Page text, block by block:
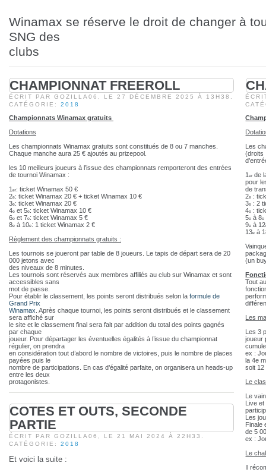
Winamax se réserve le droit de changer à
SNG des
clubs
CHAMPIONNAT FREEROLL
ÉCRIT PAR GOZILLA06, LE 27 DÉCEMBRE 2025 À 13H38.
CATÉGORIE: 2018
Championnats Winamax gratuits
Dotations
Les championnats Winamax gratuits sont constitués de 8 ou 7 manches.
Chaque manche aura 25 € ajoutés au prizepool.
les 10 meilleurs joueurs à l’issue des championnats remporteront des entrées
de tournoi Winamax :
1 er: ticket Winamax 50 €
2e: ticket Winamax 20 € + ticket Winamax 10 €
3e: ticket Winamax 20 €
4e et 5e: ticket Winamax 10 €
6e et 7e: ticket Winamax 5 €
8e à 10e: 1 ticket Winamax 2 €
Règlement des championnats gratuits :
Les tournois se joueront par table de 8 joueurs. Le tapis de départ sera de 20
000 jetons avec
des niveaux de 8 minutes.
Les tournois sont réservés aux membres affiliés au club sur Winamax et sont
accessibles sans
mot de passe.
Pour établir le classement, les points seront distribués selon la formule de
Grand Prix
Winamax . Après chaque tournoi, les points seront distribués et le classement
sera affiché sur
le site et le classement final sera fait par addition du total des points gagnés
par chaque
joueur. Pour départager les éventuelles égalités à l’issue du championnat
régulier, on prendra
en considération tout d’abord le nombre de victoires, puis le nombre de places
payées puis le
nombre de participations. En cas d’égalité parfaite, on organisera un heads-up
entre les deux
protagonistes.
COTES ET OUTS, SECONDE
PARTIE
ÉCRIT PAR GOZILLA06, LE 21 MAI 2024 À 22H33.
CATÉGORIE: 2018
Et voici la suite :
Les
(droits
1er de
pour
de
2e :
3e : 2
4e :
5e à 8e
9e à 12
13e à
(un
Tout
Les
Les 3
joueur
ex :
la 4e
soit 12
Le
Le
Live et
Les
Finale
de 5
ex :
Le
Il